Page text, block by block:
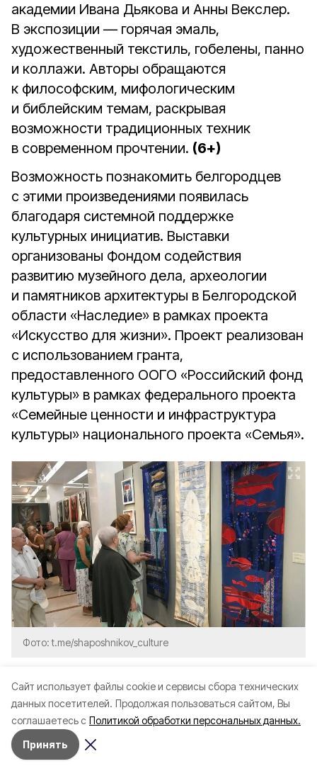
Cайт использует файлы cookie и сервисы сбора технических
данных посетителей. Продолжая пользоваться сайтом, Вы
соглашаетесь с Политикой обработки персональных данных.
Принять
академии Ивана Дьякова и Анны Векслер.
В экспозиции — горячая эмаль,
художественный текстиль, гобелены, панно
и коллажи. Авторы обращаются
к философским, мифологическим
и библейским темам, раскрывая
возможности традиционных техник
в современном прочтении. (6+)
Возможность познакомить белгородцев
с этими произведениями появилась
благодаря системной поддержке
культурных инициатив. Выставки
организованы Фондом содействия
развитию музейного дела, археологии
и памятников архитектуры в Белгородской
области «Наследие» в рамках проекта
«Искусство для жизни». Проект реализован
с использованием гранта,
предоставленного ООГО «Российский фонд
культуры» в рамках федерального проекта
«Семейные ценности и инфраструктура
культуры» национального проекта «Семья».
Фото: t.me/shaposhnikov_culture
Грантовая поддержка позволяет регионам
проводить крупные выставочные проекты,
расширять межрегиональное
сотрудничество, делать произведения
выдающихся мастеров доступными